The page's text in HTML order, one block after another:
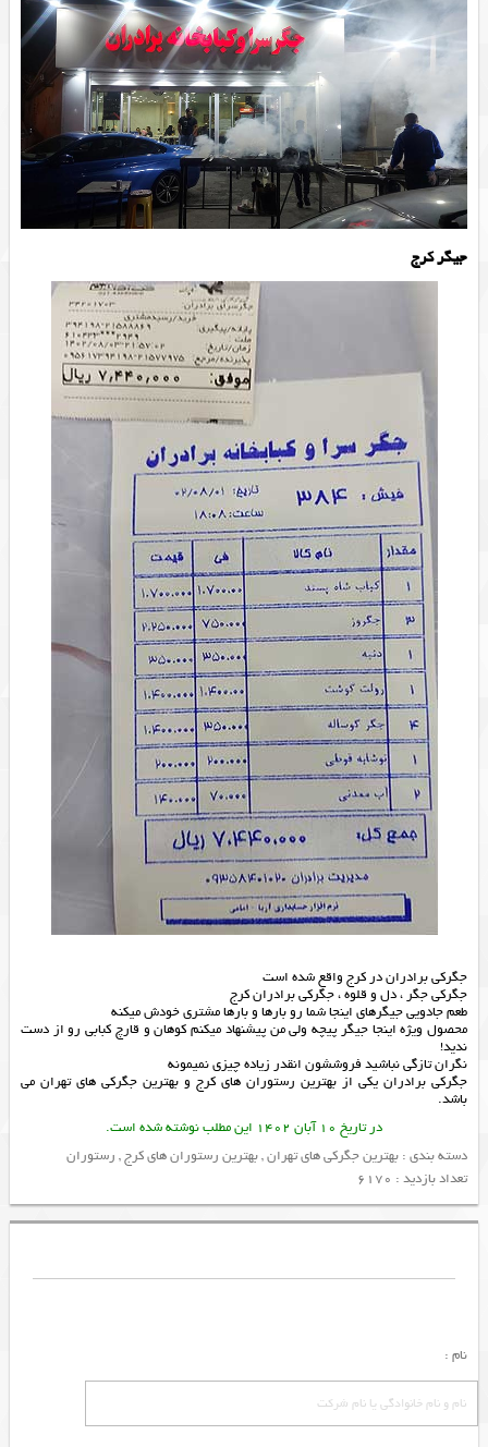
جیگر کرج
جگرکی برادران در کرج واقع شده است
جگرکی جگر ، دل و قلوه ، جگرکی برادران کرج
طعم جادویی جیگرهای اینجا شما رو بارها و بارها مشتری خودش میکنه
محصول ویژه اینجا جیگر پیچه ولی من پیشنهاد میکنم کوهان و قارچ کبابی رو از دست
ندید!
نگران تازگی نباشید فروششون انقدر زیاده چیزی نمیمونه
جگرکی برادران یکی از بهترین رستوران های کرجو بهترین جگرکی های تهران می
باشد.
در تاریخ 10 آبان 1402 این مطلب نوشته شده است.
دسته بندی : بهترین جگرکی های تهران,بهترین رستوران های کرج, رستوران
تعداد بازدید : 6170
نام :